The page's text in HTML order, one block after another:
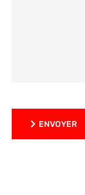
ENVOYER